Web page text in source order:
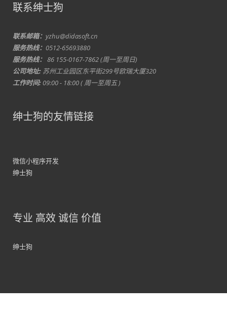
联系绅士狗
联系邮箱： yzhu@didasoft.cn
服务热线： 0512-65693880
服务热线： 86 155-0167-7862 (周一至周日)
公司地址: 苏州工业园区东平街299号欧瑞大厦320
工作时间: 09:00 - 18:00 ( 周一至周五 )
绅士狗的友情链接
微信小程序开发
绅士狗
专业 高效 诚信 价值
绅士狗